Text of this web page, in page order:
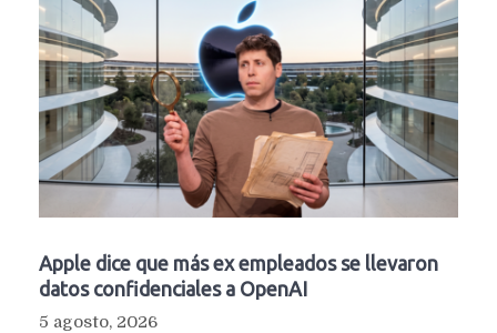
Apple dice que más ex empleados se llevaron
datos confidenciales a OpenAI
5 agosto, 2026